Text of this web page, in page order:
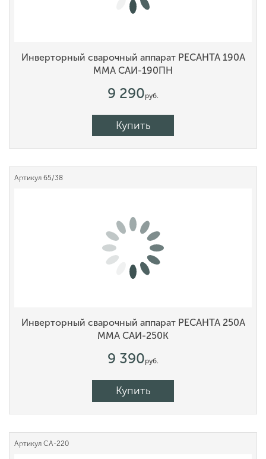
Инверторный сварочный аппарат РЕСАНТА 190А
MMA САИ-190ПН
9 290руб.
Купить
Артикул 65/38
Инверторный сварочный аппарат РЕСАНТА 250А
MMA САИ-250К
9 390руб.
Купить
Артикул СА-220